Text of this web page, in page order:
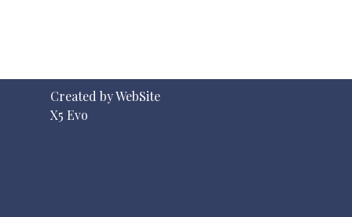
Created by WebSite
X5 Evo